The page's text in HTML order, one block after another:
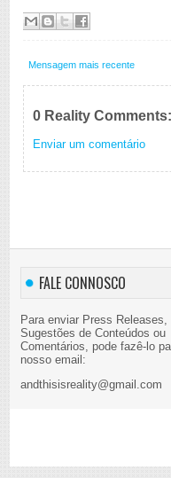
Mensagem mais recente
0 Reality Comments:
Enviar um comentário
FALE CONNOSCO
Para enviar Press Releases,
Sugestões de Conteúdos ou
Comentários, pode fazê-lo
nosso email:
andthisisreality@gmail.com